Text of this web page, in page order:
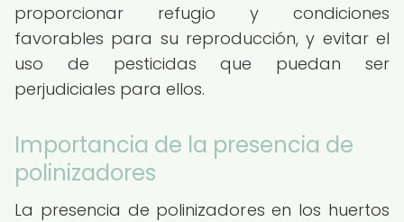
proporcionar refugio y condiciones
favorables para su reproducción, y evitar el
uso de pesticidas que puedan ser
perjudiciales para ellos.
Importancia de la presencia de
polinizadores
La presencia de polinizadores en los huertos